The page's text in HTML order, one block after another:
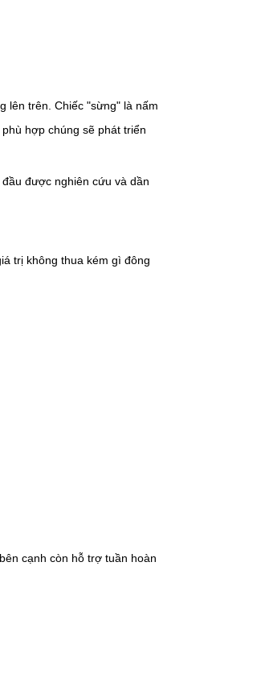
lên trên. Chiếc "sừng" là nấm
hợp chúng sẽ phát triển
được nghiên cứu và dần
trị không thua kém gì đông
, bên cạnh còn hỗ trợ tuần hoàn